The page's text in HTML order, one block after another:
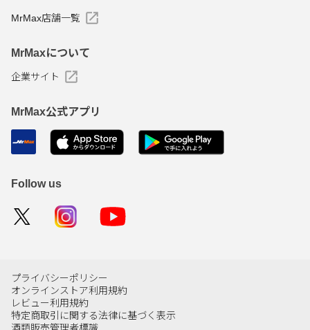
MrMax店舗一覧
MrMaxについて
企業サイト
MrMax公式アプリ
Follow us
プライバシーポリシー
オンラインストア利用規約
レビュー利用規約
特定商取引に関する法律に基づく表示